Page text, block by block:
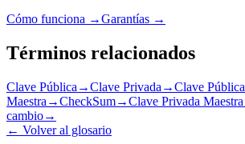
Cómo funciona →Garantías →
Términos relacionados
Clave Pública →Clave Privada →Clave Pública
Maestra →CheckSum→Clave Privada Maestra
cambio→
← Volver al glosario